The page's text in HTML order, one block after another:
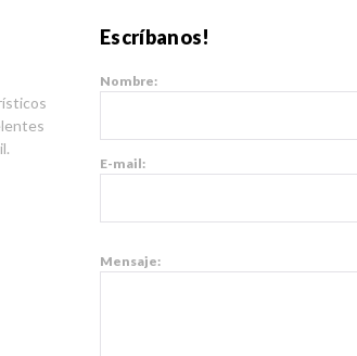
Escríbanos!
Nombre:
E-mail:
Mensaje: